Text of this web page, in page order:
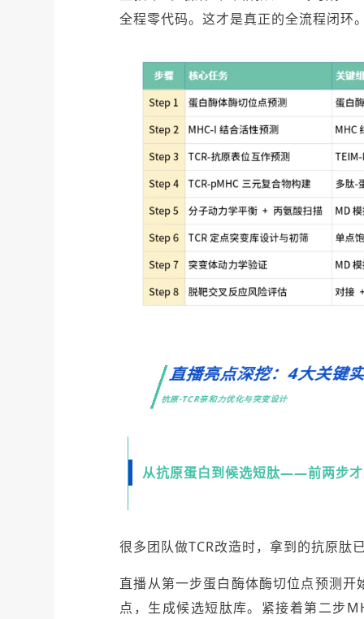
全程零代码。这才是真正的全流程闭环
直播亮点深挖：4大关键
抗原-TCR亲和力优化与突变设计
从抗原蛋白到候选短肽——前两步才
很多团队做TCR改造时，拿到的抗原肽
直播从第一步蛋白酶体酶切位点预测
点，生成候选短肽库。紧接着第二步